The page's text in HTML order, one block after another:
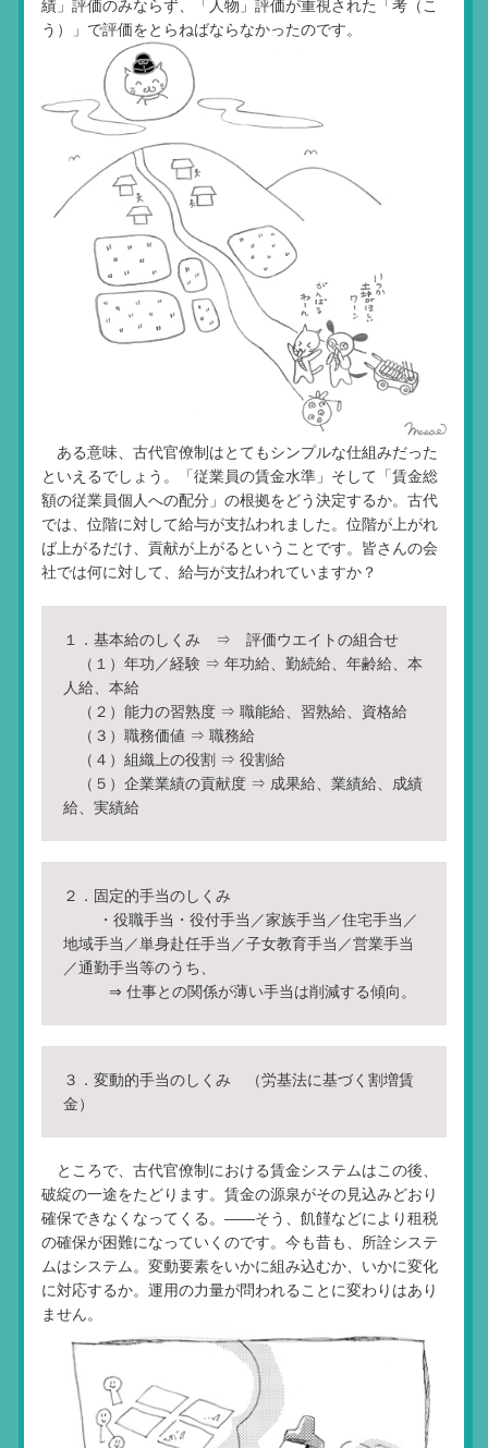
績」評価のみならず、「人物」評価が重視された「考（こ
う）」で評価をとらねばならなかったのです。
ある意味、古代官僚制はとてもシンプルな仕組みだった
といえるでしょう。「従業員の賃金水準」そして「賃金総
額の従業員個人への配分」の根拠をどう決定するか。古代
では、位階に対して給与が支払われました。位階が上がれ
ば上がるだけ、貢献が上がるということです。皆さんの会
社では何に対して、給与が支払われていますか？
１．基本給のしくみ ⇒ 評価ウエイトの組合せ
（１）年功／経験 ⇒ 年功給、勤続給、年齢給、本
人給、本給
（２）能力の習熟度 ⇒ 職能給、習熟給、資格給
（３）職務価値 ⇒ 職務給
（４）組織上の役割 ⇒ 役割給
（５）企業業績の貢献度 ⇒ 成果給、業績給、成績
給、実績給
２．固定的手当のしくみ
・役職手当・役付手当／家族手当／住宅手当／
地域手当／単身赴任手当／子女教育手当／営業手当
／通勤手当等のうち、
⇒ 仕事との関係が薄い手当は削減する傾向。
３．変動的手当のしくみ （労基法に基づく割増賃
金）
ところで、古代官僚制における賃金システムはこの後、
破綻の一途をたどります。賃金の源泉がその見込みどおり
確保できなくなってくる。――そう、飢饉などにより租税
の確保が困難になっていくのです。今も昔も、所詮システ
ムはシステム。変動要素をいかに組み込むか、いかに変化
に対応するか。運用の力量が問われることに変わりはあり
ません。